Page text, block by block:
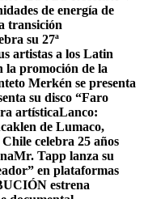
de energía de
transición
su 27ª
artistas a los Latin
la promoción de la
Merkén se presenta
su disco “Faro
artísticaLanco:
de Lumaco,
celebra 25 años
Mr. Tapp lanza su
en plataformas
estrena